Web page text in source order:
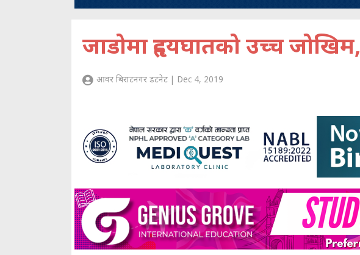
जाडोमा हृदयघातको उच्च जोखिम,
आवर बिराटनगर डटनेट | Dec 4, 2019